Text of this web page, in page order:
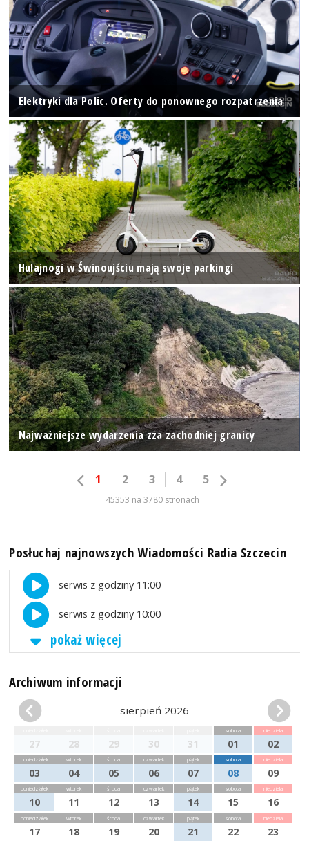
Elektryki dla Polic. Oferty do ponownego rozpatrzenia
Hulajnogi w Świnoujściu mają swoje parkingi
Najważniejsze wydarzenia zza zachodniej granicy
1 2 3 4 5
45353 na 3780 stronach
Posłuchaj najnowszych Wiadomości Radia Szczecin
serwis z godziny 11:00
serwis z godziny 10:00
pokaż więcej
Archiwum informacji
sierpień 2026
27 28 29 30 31
sobota
01
niedziela
02
poniedziałek
03
wtorek
04
środa
05
czwartek
06
piątek
07
sobota
08
niedziela
09
poniedziałek
10
wtorek
11
środa
12
czwartek
13
piątek
14
sobota
15
niedziela
16
poniedziałek
17
wtorek
18
środa
19
czwartek
20
piątek
21
sobota
22
niedziela
23